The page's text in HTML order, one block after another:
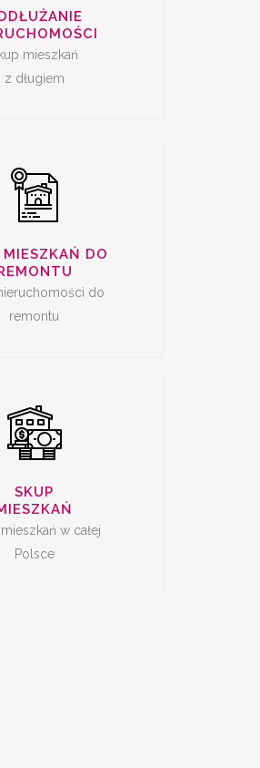
mieszkań
z długiem
MIESZKAŃ DO
do
remontu
LOKALI DO
SKUP
w całej
Polsce
MIESZKAŃ